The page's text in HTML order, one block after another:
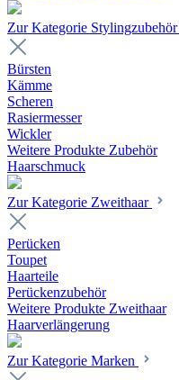
Zur Kategorie Stylingzubehör
Bürsten
Kämme
Scheren
Rasiermesser
Wickler
Weitere Produkte Zubehör
Haarschmuck
Zur Kategorie Zweithaar
Perücken
Toupet
Haarteile
Perückenzubehör
Weitere Produkte Zweithaar
Haarverlängerung
Zur Kategorie Marken